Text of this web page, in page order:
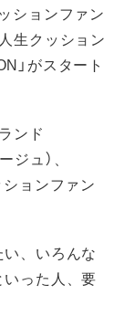
ションファン
生クッション
」がスタート
ンド
ュ）、
ションファン
、いろんな
った人、要